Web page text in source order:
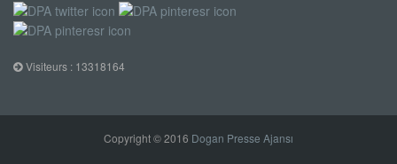
Visiteurs : 13318164
Copyright © 2016 Dogan Presse Ajansı